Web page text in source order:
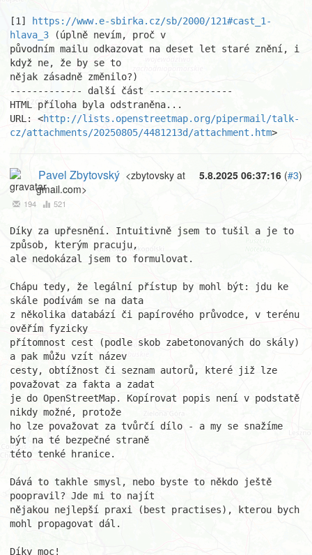
[1]
https://www.e-sbirka.cz/sb/2000/121#cast_1-
hlava_3 (úplně nevím, proč v
původním mailu odkazovat na deset let staré znění, i
když ne, že by se to
nějak zásadně změnilo?)
------------- další část ---------------
HTML příloha byla odstraněna...
URL: <http://lists.openstreetmap.org/pipermail/talk-
cz/attachments/20250805/4481213d/attachment.htm>
5.8.2025 06:37:16 (#3)
Pavel Zbytovský <zbytovsky at
gmail.com>
194 521
Díky za upřesnění. Intuitivně jsem to tušil a je to
způsob, kterým pracuju,
ale nedokázal jsem to formulovat.
Chápu tedy, že legální přístup by mohl být: jdu ke
skále podívám se na data
z několika databází či papírového průvodce, v terénu
ověřím fyzicky
přítomnost cest (podle skob zabetonovaných do skály)
a pak můžu vzít název
cesty, obtížnost či seznam autorů, které již lze
považovat za fakta a zadat
je do OpenStreetMap. Kopírovat popis není v podstatě
nikdy možné, protože
ho lze považovat za tvůrčí dílo - a my se snažíme
být na té bezpečné straně
této tenké hranice.
Dává to takhle smysl, nebo byste to někdo ještě
poopravil? Jde mi to najít
nějakou nejlepší praxi (best practises), kterou bych
mohl propagovat dál.
Díky moc!